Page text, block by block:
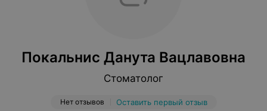
Покальнис Данута Вацлавовна
Стоматолог
Нет отзывов Оставить первый отзыв